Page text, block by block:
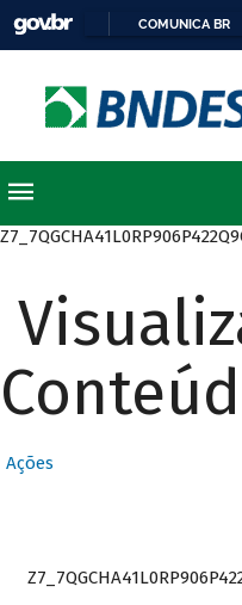
COMUNICA BR
Ações